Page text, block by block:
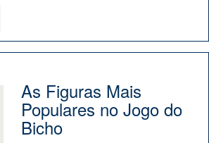
As Figuras Mais
Populares no Jogo do
Bicho